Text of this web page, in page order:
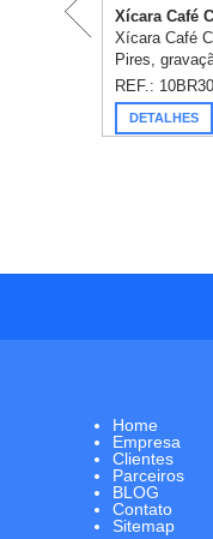
Xícara Café
Xícara Café
Pires,
REF.:
DETALHES
Home
Empresa
Clientes
Parceiros
BLOG
Contato
Sitemap